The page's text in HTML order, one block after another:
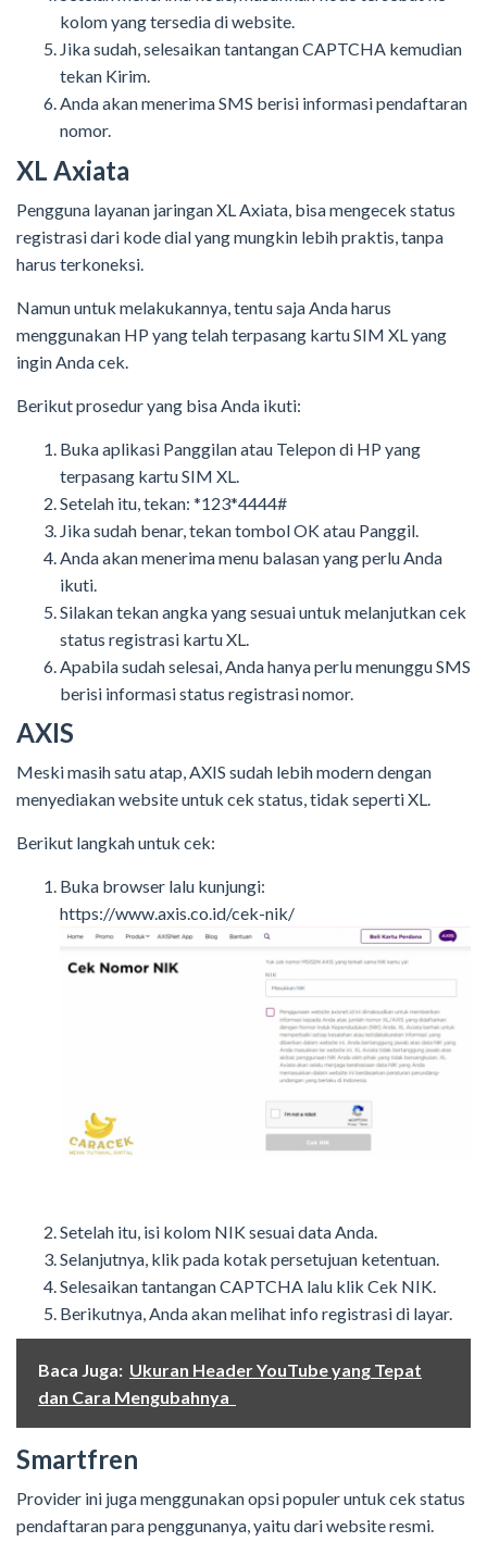
kolom yang tersedia di website.
Jika sudah, selesaikan tantangan CAPTCHA kemudian
tekan Kirim.
Anda akan menerima SMS berisi informasi pendaftaran
nomor.
XL Axiata
Pengguna layanan jaringan XL Axiata, bisa mengecek status
registrasi dari kode dial yang mungkin lebih praktis, tanpa
harus terkoneksi.
Namun untuk melakukannya, tentu saja Anda harus
menggunakan HP yang telah terpasang kartu SIM XL yang
ingin Anda cek.
Berikut prosedur yang bisa Anda ikuti:
Buka aplikasi Panggilan atau Telepon di HP yang
terpasang kartu SIM XL.
Setelah itu, tekan: *123*4444#
Jika sudah benar, tekan tombol OK atau Panggil.
Anda akan menerima menu balasan yang perlu Anda
ikuti.
Silakan tekan angka yang sesuai untuk melanjutkan cek
status registrasi kartu XL.
Apabila sudah selesai, Anda hanya perlu menunggu SMS
berisi informasi status registrasi nomor.
AXIS
Meski masih satu atap, AXIS sudah lebih modern dengan
menyediakan website untuk cek status, tidak seperti XL.
Berikut langkah untuk cek:
Buka browser lalu kunjungi:
https://www.axis.co.id/cek-nik/
Setelah itu, isi kolom NIK sesuai data Anda.
Selanjutnya, klik pada kotak persetujuan ketentuan.
Selesaikan tantangan CAPTCHA lalu klik Cek NIK.
Berikutnya, Anda akan melihat info registrasi di layar.
Baca Juga: Ukuran Header YouTube yang Tepat
dan Cara Mengubahnya
Smartfren
Provider ini juga menggunakan opsi populer untuk cek status
pendaftaran para penggunanya, yaitu dari website resmi.